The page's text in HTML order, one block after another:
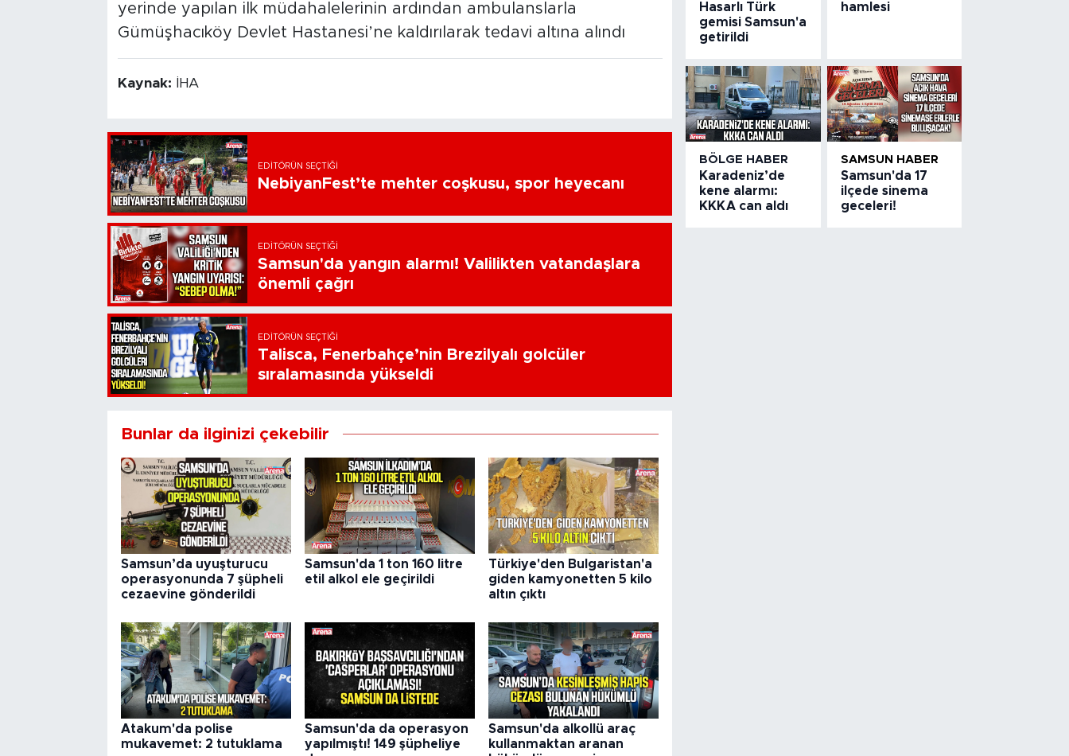
yerinde yapılan ilk müdahalelerinin ardından ambulanslarla
Gümüşhacıköy Devlet Hastanesi’ne kaldırılarak tedavi altına alındı
Kaynak: İHA
EDITÖRÜN SEÇTIĞI
NebiyanFest’te mehter coşkusu, spor heyecanı
EDITÖRÜN SEÇTIĞI
Samsun'da yangın alarmı! Valilikten vatandaşlara
önemli çağrı
EDITÖRÜN SEÇTIĞI
Talisca, Fenerbahçe’nin Brezilyalı golcüler
sıralamasında yükseldi
Bunlar da ilginizi çekebilir
Samsun’da uyuşturucu
operasyonunda 7 şüpheli
cezaevine gönderildi
Samsun'da 1 ton 160 litre
etil alkol ele geçirildi
Türkiye'den Bulgaristan'a
giden kamyonetten 5 kilo
altın çıktı
Atakum'da polise
mukavemet: 2 tutuklama
Samsun'da da operasyon
yapılmıştı! 149 şüpheliye
Samsun'da alkollü araç
kullanmaktan aranan
Hasarlı Türk
gemisi Samsun'a
getirildi
hamlesi
BÖLGE HABER
Karadeniz’de
kene alarmı:
KKKA can aldı
SAMSUN HABER
Samsun'da 17
ilçede sinema
geceleri!